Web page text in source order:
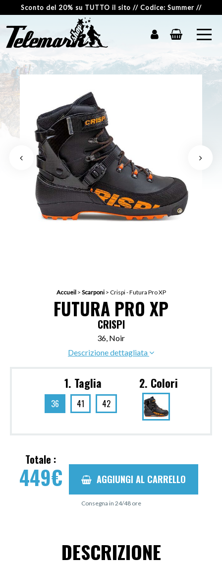
Sconto del 20% su TUTTO il sito // Codice: Summer //
Accueil> Scarponi> Crispi - Futura Pro XP
FUTURA PRO XP
CRISPI
36, Noir
Descrizione dettagliata
1. Taglia
36 41 42
2. Colori
Totale :
449€ AGGIUNGI AL CARRELLO
Consegna in 24/48 ore
DESCRIZIONE